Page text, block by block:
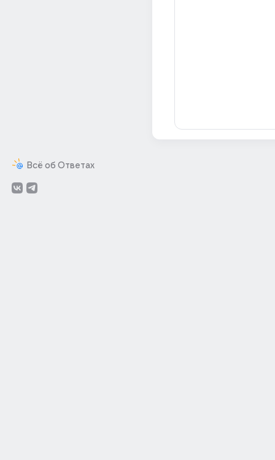
Всё об Ответах